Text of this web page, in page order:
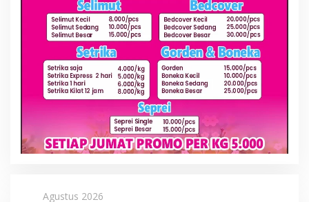
Agustus 2026